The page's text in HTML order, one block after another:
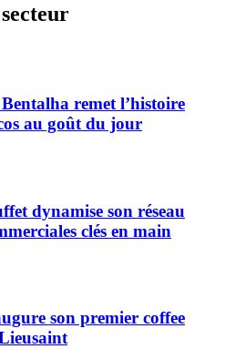
remet l’histoire
au goût du jour
dynamise son réseau
clés en main
son premier coffee